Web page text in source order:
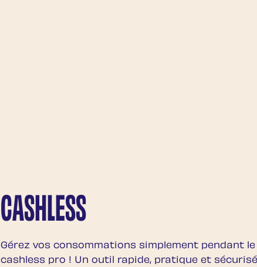
CASHLESS
Gérez vos consommations simplement pendant
cashless pro ! Un outil rapide, pratique et